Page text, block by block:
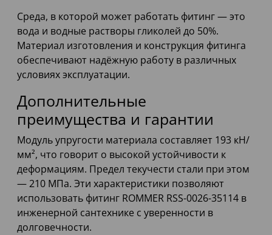
Среда, в которой может работать фитинг — это
вода и водные растворы гликолей до 50%.
Материал изготовления и конструкция фитинга
обеспечивают надёжную работу в различных
условиях эксплуатации.
Дополнительные
преимущества и гарантии
Модуль упругости материала составляет 193 кН/
мм², что говорит о высокой устойчивости к
деформациям. Предел текучести стали при этом
— 210 МПа. Эти характеристики позволяют
использовать фитинг ROMMER RSS-0026-35114 в
инженерной сантехнике с уверенности в
долговечности.